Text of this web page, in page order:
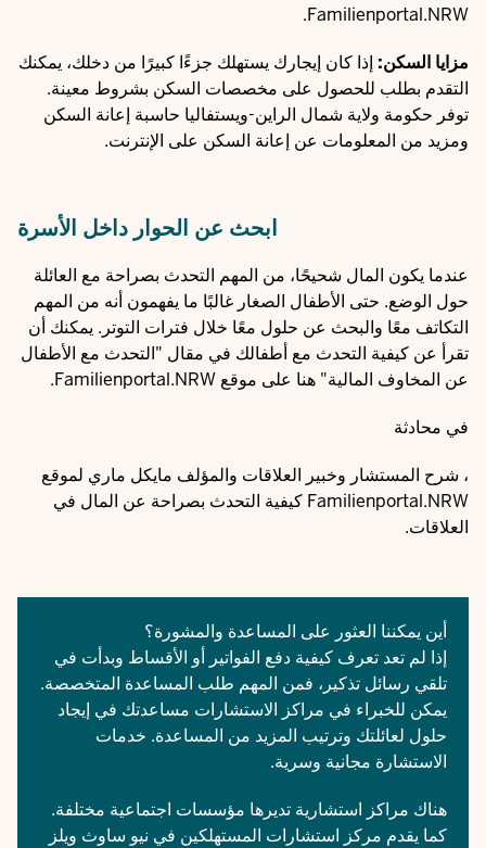
Familienportal.NRW.
مزايا السكن: إذا كان إيجارك يستهلك جزءًا كبيرًا من دخلك، يمكنك
التقدم بطلب للحصول على مخصصات السكن بشروط معينة.
توفر حكومة ولاية شمال الراين-ويستفاليا حاسبة إعانة السكن
ومزيد من المعلومات عن إعانة السكن على الإنترنت.
ابحث عن الحوار داخل الأسرة
عندما يكون المال شحيحًا، من المهم التحدث بصراحة مع العائلة
حول الوضع. حتى الأطفال الصغار غالبًا ما يفهمون أنه من المهم
التكاتف معًا والبحث عن حلول معًا خلال فترات التوتر. يمكنك أن
تقرأ عن كيفية التحدث مع أطفالك في مقال "التحدث مع الأطفال
عن المخاوف المالية" هنا على موقع Familienportal.NRW.
في محادثة
، شرح المستشار وخبير العلاقات والمؤلف مايكل ماري لموقع
Familienportal.NRW كيفية التحدث بصراحة عن المال في
العلاقات.
أين يمكننا العثور على المساعدة والمشورة؟
إذا لم تعد تعرف كيفية دفع الفواتير أو الأقساط وبدأت في
تلقي رسائل تذكير، فمن المهم طلب المساعدة المتخصصة.
يمكن للخبراء في مراكز الاستشارات مساعدتك في إيجاد
حلول لعائلتك وترتيب المزيد من المساعدة. خدمات
الاستشارة مجانية وسرية.
هناك مراكز استشارية تديرها مؤسسات اجتماعية مختلفة.
كما يقدم مركز استشارات المستهلكين في نيو ساوث ويلز